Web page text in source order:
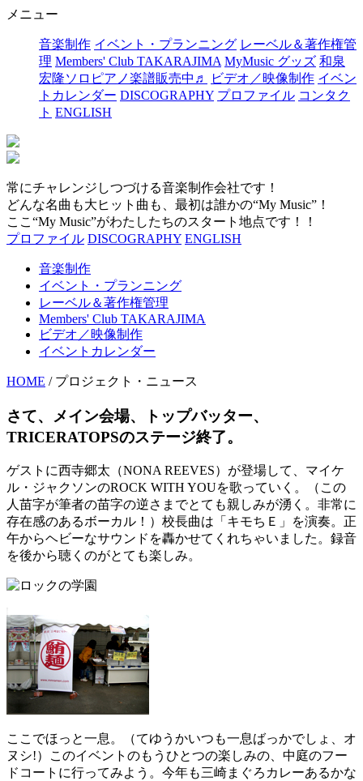
メニュー
音楽制作 イベント・プランニング レーベル＆著作権管
理 Members' Club TAKARAJIMA MyMusic グッズ 和泉
宏隆ソロピアノ楽譜販売中♬
ビデオ／映像制作 イベン
トカレンダー DISCOGRAPHY プロファイル コンタク
ト ENGLISH
常にチャレンジしつづける音楽制作会社です！
どんな名曲も大ヒット曲も、最初は誰かの“My Music”！
ここ“My Music”がわたしたちのスタート地点です！！
プロファイル DISCOGRAPHY ENGLISH
音楽制作
イベント・プランニング
レーベル＆著作権管理
Members' Club TAKARAJIMA
ビデオ／映像制作
イベントカレンダー
HOME / プロジェクト・ニュース
さて、メイン会場、トップバッター、
TRICERATOPSのステージ終了。
ゲストに西寺郷太（NONA REEVES）が登場して、マイケ
ル・ジャクソンのROCK WITH YOUを歌っていく。（この
人苗字が筆者の苗字の逆さまでとても親しみが湧く。非常に
存在感のあるボーカル！）校長曲は「キモちＥ」を演奏。正
午からヘビーなサウンドを轟かせてくれちゃいました。録音
を後から聴くのがとても楽しみ。
ここでほっと一息。（てゆうかいつも一息ばっかでしょ、オ
ヌシ!）このイベントのもうひとつの楽しみの、中庭のフー
ドコートに行ってみよう。今年も三崎まぐろカレーあるかな